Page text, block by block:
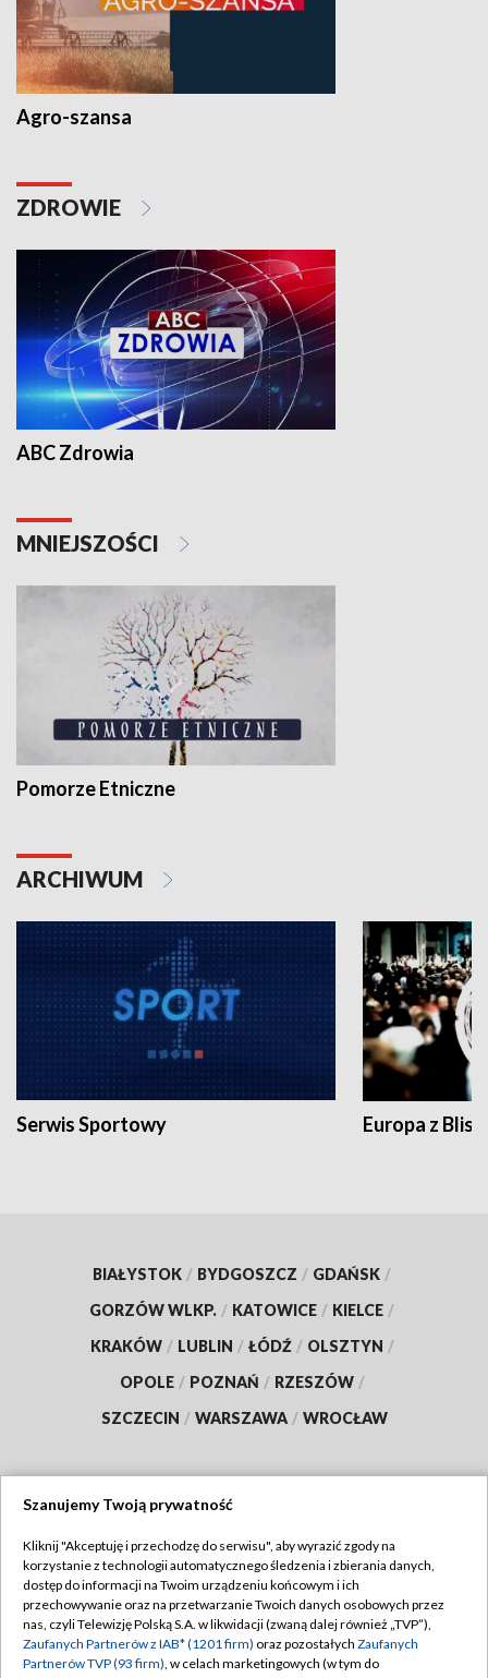
Agro-szansa
ZDROWIE
ABC Zdrowia
MNIEJSZOŚCI
Pomorze Etniczne
ARCHIWUM
Serwis Sportowy Europa z
BIAŁYSTOK / BYDGOSZCZ / GDAŃSK /
GORZÓW WLKP. / KATOWICE / KIELCE /
KRAKÓW / LUBLIN / ŁÓDŹ / OLSZTYN /
OPOLE / POZNAŃ / RZESZÓW /
SZCZECIN / WARSZAWA / WROCŁAW
TVP
Abonament TVP
Emisja w TVP
Regulamin TVP
Polityka prywatności
Szanujemy Twoją prywatność
Kliknij "Akceptuję i przechodzę do serwisu", aby wyrazić zgody na
korzystanie z technologii automatycznego śledzenia i zbierania danych,
dostęp do informacji na Twoim urządzeniu końcowym i ich
przechowywanie oraz na przetwarzanie Twoich danych osobowych przez
nas, czyli Telewizję Polską S.A. w likwidacji (zwaną dalej również „TVP”),
Zaufanych Partnerów z IAB* (1201 firm) oraz pozostałych Zaufanych
Partnerów TVP (93 firm), w celach marketingowych (w tym do